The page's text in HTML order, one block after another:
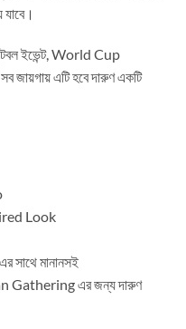
ফুটবল ইভেন্ট, World Cup
এটি হবে দারুণ একটি
Look
মানানসই
Gathering এর জন্য দারুণ